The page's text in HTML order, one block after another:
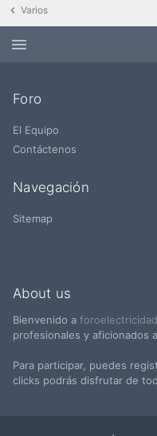
Varios
Foro
El Equipo
Contáctenos
Navegación
Sitemap
About us
Bienvenido a
profesionales y aficionados
Para participar, puedes
clicks podrás disfrutar de